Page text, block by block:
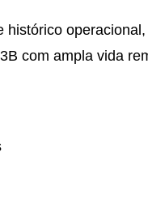
com ampla vida